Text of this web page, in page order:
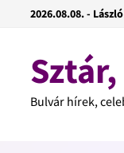
2026.08.08. - László
Bulvár hírek,